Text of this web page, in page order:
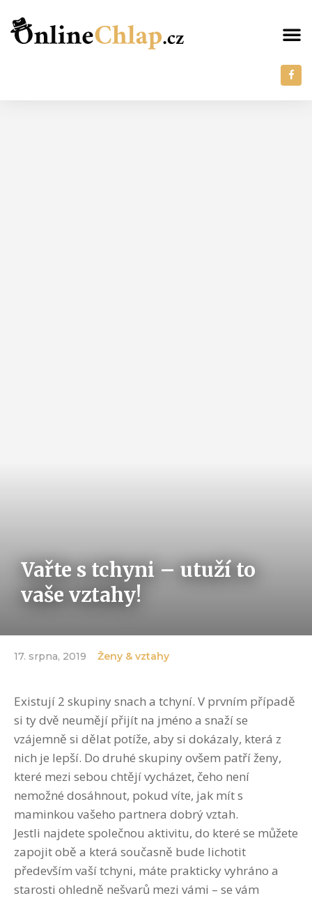
Vařte s tchyni – utuží to
vaše vztahy!
17. srpna, 2019 Ženy & vztahy
Existují 2 skupiny snach a tchyní. V prvním případě
si ty dvě neumějí přijít na jméno a snaží se
vzájemně si dělat potíže, aby si dokázaly, která z
nich je lepší. Do druhé skupiny ovšem patří ženy,
které mezi sebou chtějí vycházet, čeho není
nemožné dosáhnout, pokud víte, jak mít s
maminkou vašeho partnera dobrý vztah.
Jestli najdete společnou aktivitu, do které se můžete
zapojit obě a která současně bude lichotit
především vaší tchyni, máte prakticky vyhráno a
starosti ohledně nešvarů mezi vámi – se vám